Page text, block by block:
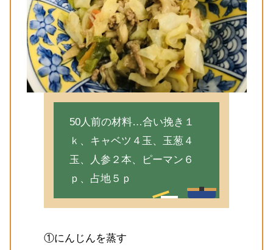
50人前の材料…合い挽き１
ｋ、キャベツ４玉、玉葱４
玉、人参２本、ピーマン６
ｐ、占地５ｐ
①にんじんを蒸す